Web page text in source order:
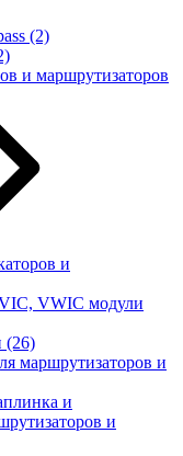
(2)
и маршрутизаторов
и
VWIC модули
(26)
маршрутизаторов и
и
и